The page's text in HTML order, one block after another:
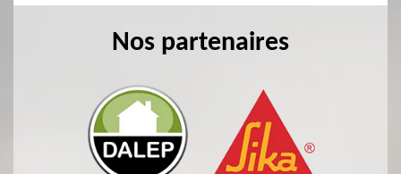
Nos partenaires